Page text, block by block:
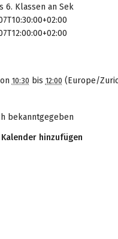
6. Klassen an Sek
10:30 bis 12:00 (Europe/
bekanntgegeben
hinzufügen